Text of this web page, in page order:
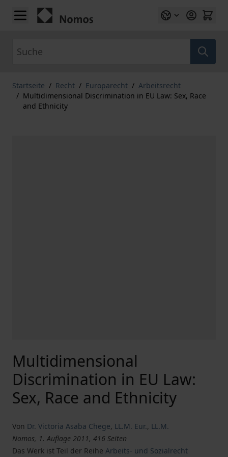
Zum Inhalt springen
Startseite / Recht / Europarecht / Arbeitsrecht
/ Multidimensional Discrimination in EU Law: Sex, Race
and Ethnicity
Multidimensional
Discrimination in EU Law:
Sex, Race and Ethnicity
Von Dr. Victoria Asaba Chege, LL.M. Eur., LL.M.
Nomos, 1. Auflage 2011, 416 Seiten
Das Werk ist Teil der Reihe Arbeits- und Sozialrecht